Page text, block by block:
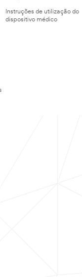
Instruções de utilização do
dispositivo médico